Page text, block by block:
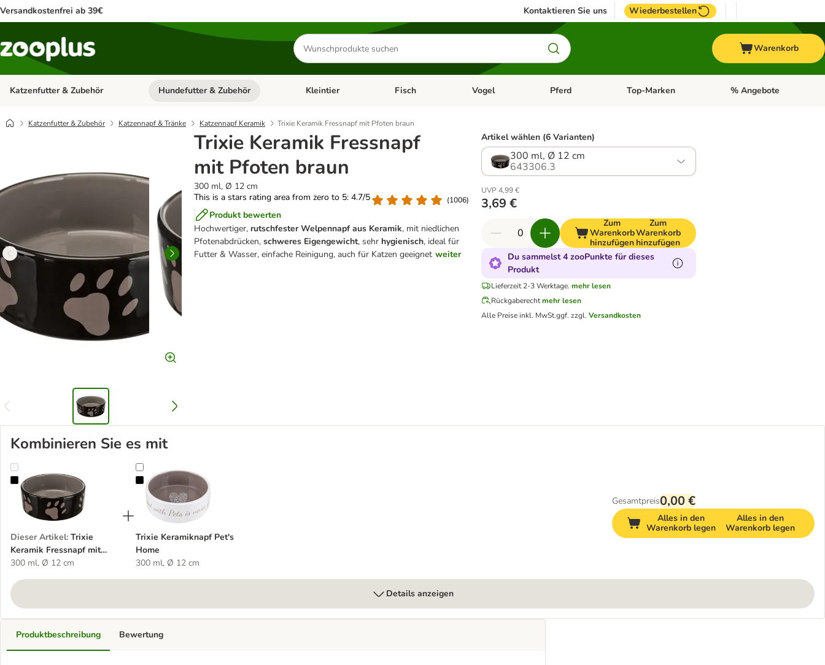
Versandkostenfrei ab 39€ Kontaktieren Sie uns Wiederbestellen
Produkte
suchen
Warenkorb
Katzenfutter & Zubehör Kategorie-Menü öffnen: Katzenfutter & Zubehör
Hundefutter & Zubehör Kategorie-Menü öffnen: Hundefutter & Zubehör
Kleintier Kategorie-Menü öffnen: Kleintier
Fisch Kategorie-Menü öffnen: Fisch
Vogel Kategorie-Menü öffnen: Vogel
Pferd Kategorie-Menü öffnen: Pferd
Top-Marken Kategorie-Menü öffnen:
% Angebote
Katzenfutter & Zubehör Katzennapf & Tränke Katzennapf Keramik Trixie Keramik Fressnapf mit Pfoten braun
Trixie Keramik Fressnapf
mit Pfoten braun
300 ml, Ø 12 cm
This is a stars rating area from zero to 5: 4.7/5
(1006)
Produkt bewerten
Hochwertiger, rutschfester Welpennapf aus Keramik, mit niedlichen
Pfotenabdrücken, schweres Eigengewicht, sehr hygienisch, ideal für
Futter & Wasser, einfache Reinigung, auch für Katzen geeignet weiter
Artikel wählen (6 Varianten)
300 ml, Ø 12 cm
643306.3
UVP 4,99 €
3,69 €
Zum
Warenkorb
hinzufügen
Zum
Warenkorb
hinzufügen
Du sammelst 4 zooPunkte für dieses
Produkt
Lieferzeit 2-3 Werktage. mehr lesen
Rückgaberecht mehr lesen
Alle Preise inkl. MwSt.ggf. zzgl. Versandkosten
Kombinieren Sie es mit
Trixie Keramik Fressnapf mit Pfoten braun
Dieser Artikel: Trixie
Keramik Fressnapf mit
Pfoten braun
300 ml, Ø 12 cm
Trixie Keramiknapf Pet's Home
Trixie Keramiknapf Pet's
Home
300 ml, Ø 12 cm
Gesamtpreis0,00 €
Alles in den
Warenkorb legen
Alles in den
Warenkorb legen
Details anzeigen
Produktbeschreibung Bewertung